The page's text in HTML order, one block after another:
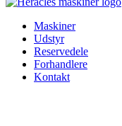
Maskiner
Udstyr
Reservedele
Forhandlere
Kontakt